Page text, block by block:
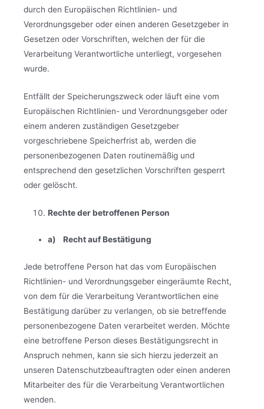
durch den Europäischen Richtlinien- und
Verordnungsgeber oder einen anderen Gesetzgeber in
Gesetzen oder Vorschriften, welchen der für die
Verarbeitung Verantwortliche unterliegt, vorgesehen
wurde.
Entfällt der Speicherungszweck oder läuft eine vom
Europäischen Richtlinien- und Verordnungsgeber oder
einem anderen zuständigen Gesetzgeber
vorgeschriebene Speicherfrist ab, werden die
personenbezogenen Daten routinemäßig und
entsprechend den gesetzlichen Vorschriften gesperrt
oder gelöscht.
Rechte der betroffenen Person
a) Recht auf Bestätigung
Jede betroffene Person hat das vom Europäischen
Richtlinien- und Verordnungsgeber eingeräumte Recht,
von dem für die Verarbeitung Verantwortlichen eine
Bestätigung darüber zu verlangen, ob sie betreffende
personenbezogene Daten verarbeitet werden. Möchte
eine betroffene Person dieses Bestätigungsrecht in
Anspruch nehmen, kann sie sich hierzu jederzeit an
unseren Datenschutzbeauftragten oder einen anderen
Mitarbeiter des für die Verarbeitung Verantwortlichen
wenden.